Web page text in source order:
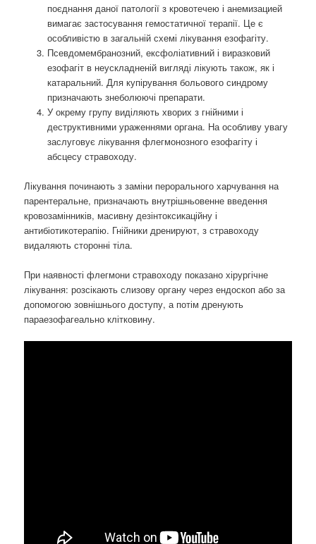
поєднання даної патології з кровотечею і анемизацией
вимагає застосування гемостатичної терапії. Це є
особливістю в загальній схемі лікування езофагіту.
Псевдомембранозний, ексфоліативний і виразковий
езофагіт в неускладненій вигляді лікують також, як і
катаральний. Для купірування больового синдрому
призначають знеболюючі препарати.
У окрему групу виділяють хворих з гнійними і
деструктивними ураженнями органа. На особливу увагу
заслуговує лікування флегмонозного езофагіту і
абсцесу стравоходу.
Лікування починають з заміни перорального харчування на
парентеральне, призначають внутрішньовенне введення
кровозамінників, масивну дезінтоксикаційну і
антибіотикотерапію. Гнійники дренируют, з стравоходу
видаляють сторонні тіла.
При наявності флегмони стравоходу показано хірургічне
лікування: розсікають слизову органу через ендоскоп або за
допомогою зовнішнього доступу, а потім дренують
параезофагеально клітковину.